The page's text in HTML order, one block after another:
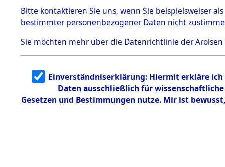
5.3.1 Alliierte
Erhebungen
zu
Todesmärsch
en
5.3.2
Identifizierun
g
5.3.3
Todesmärsch
Bitte kontaktieren Sie uns, wenn Sie beispielsweiser
bestimmter personenbezogener Daten nicht
Sie möchten mehr über die Datenrichtlinie der Arolsen
Einverständniserklärung: Hiermit erkläre
Daten ausschließlich für
Gesetzen und Bestimmungen nutze. Mir ist